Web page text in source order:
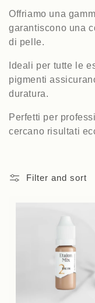
t
o
n
Offriamo una
garantiscono una
di pelle.
Ideali per tutte le
pigmenti
duratura.
Perfetti per
cercano risultati
Filter and sort